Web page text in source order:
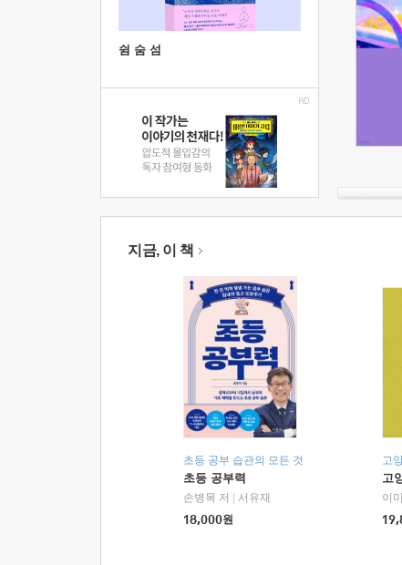
쉼 숨 섬
지금, 이 책
초등 공부 습관의 모든 것
초등 공부력
손병목 저
서유재
18,000원
고
고
이